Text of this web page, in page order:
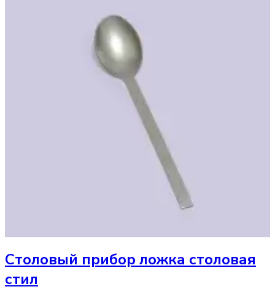
Столовый прибор ложка столовая
стил